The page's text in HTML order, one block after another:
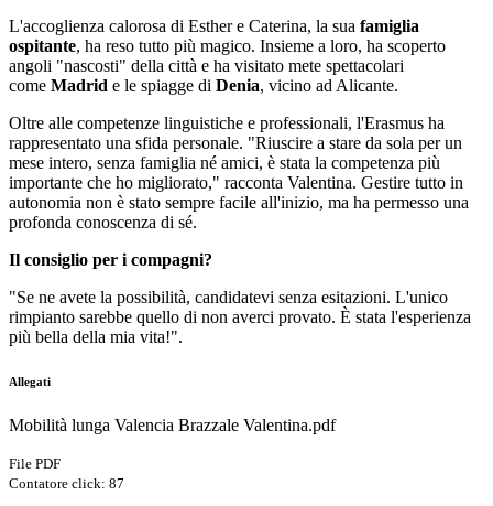
L'accoglienza calorosa di Esther e Caterina, la sua famiglia
ospitante, ha reso tutto più magico. Insieme a loro, ha scoperto
angoli "nascosti" della città e ha visitato mete spettacolari
come Madrid e le spiagge di Denia, vicino ad Alicante.
Oltre alle competenze linguistiche e professionali, l'Erasmus ha
rappresentato una sfida personale. "Riuscire a stare da sola per un
mese intero, senza famiglia né amici, è stata la competenza più
importante che ho migliorato," racconta Valentina. Gestire tutto in
autonomia non è stato sempre facile all'inizio, ma ha permesso una
profonda conoscenza di sé.
Il consiglio per i compagni?
"Se ne avete la possibilità, candidatevi senza esitazioni. L'unico
rimpianto sarebbe quello di non averci provato. È stata l'esperienza
più bella della mia vita!".
Allegati
Mobilità lunga Valencia Brazzale Valentina.pdf
File PDF
Contatore click: 87